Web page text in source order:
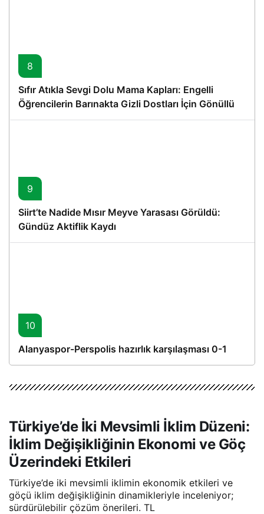
8
Sıfır Atıkla Sevgi Dolu Mama Kapları: Engelli
Öğrencilerin Barınakta Gizli Dostları İçin Gönüllü
Proje
9
Siirt’te Nadide Mısır Meyve Yarasası Görüldü:
Gündüz Aktiflik Kaydı
10
Alanyaspor-Perspolis hazırlık karşılaşması 0-1
Türkiye’de İki Mevsimli İklim Düzeni:
İklim Değişikliğinin Ekonomi ve Göç
Üzerindeki Etkileri
Türkiye’de iki mevsimli iklimin ekonomik etkileri ve
göçü iklim değişikliğinin dinamikleriyle inceleniyor;
sürdürülebilir çözüm önerileri. TL